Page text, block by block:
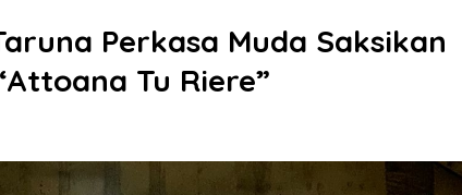
Perkasa Muda Saksikan
Tu Riere”